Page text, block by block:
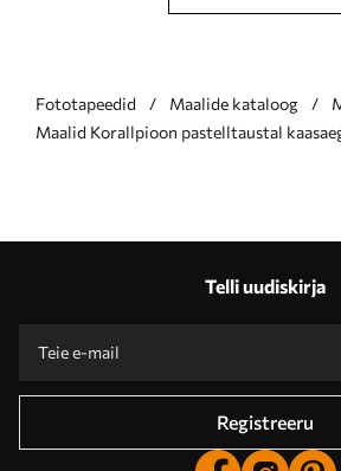
Fototapeedid Maalide kataloog
Maalid Korallpioon pastelltaustal
Telli uudiskirja
Registreeru